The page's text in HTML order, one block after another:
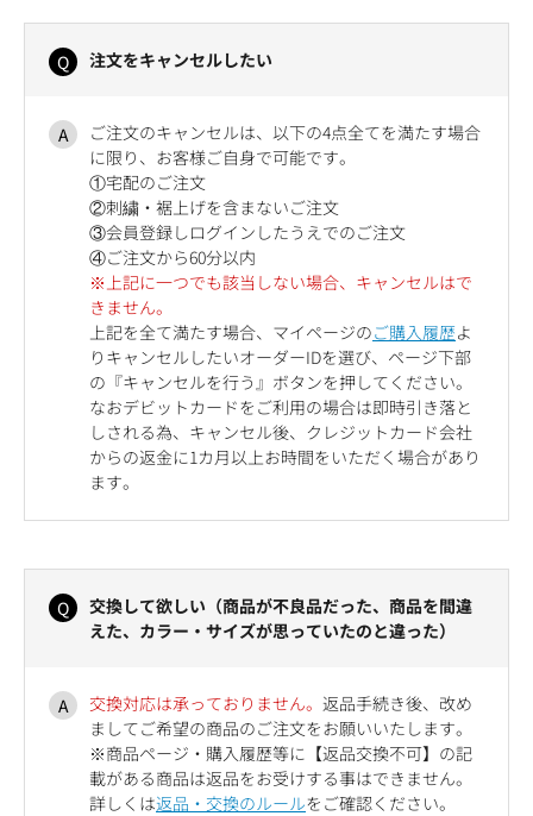
注文をキャンセルしたい
ご注文のキャンセルは、以下の4点全てを満たす場合
に限り、お客様ご自身で可能です。
①宅配のご注文
②刺繍・裾上げを含まないご注文
③会員登録しログインしたうえでのご注文
④ご注文から60分以内
※上記に一つでも該当しない場合、キャンセルはで
きません。
上記を全て満たす場合、マイページのご購入履歴よ
りキャンセルしたいオーダーIDを選び、ページ下部
の『キャンセルを行う』ボタンを押してください。
なおデビットカードをご利用の場合は即時引き落と
しされる為、キャンセル後、クレジットカード会社
からの返金に1カ月以上お時間をいただく場合があり
ます。
交換して欲しい（商品が不良品だった、商品を間違
えた、カラー・サイズが思っていたのと違った）
交換対応は承っておりません。 返品手続き後、改め
ましてご希望の商品のご注文をお願いいたします。
※商品ページ・購入履歴等に【返品交換不可】の記
載がある商品は返品をお受けする事はできません。
詳しくは返品・交換のルールをご確認ください。